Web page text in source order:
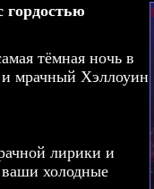
тёмная ночь в
мрачный Хэллоуин
лирики и
ваши холодные